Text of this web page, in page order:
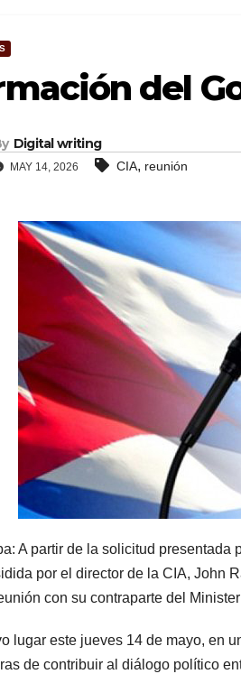
del
Digital writing
MAY 14, 2026 CIA, reunión
A partir de la solicitud
por el director de la CIA, John
con su contraparte del
lugar este jueves 14 de mayo, en
de contribuir al diálogo político